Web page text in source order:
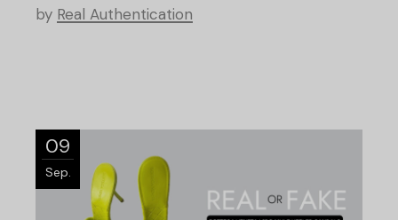
by Real Authentication
09
Sep.